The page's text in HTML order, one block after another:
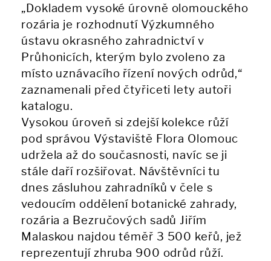
„Dokladem vysoké úrovně olomouckého
rozária je rozhodnutí Výzkumného
ústavu okrasného zahradnictví v
Průhonicích, kterým bylo zvoleno za
místo uznávacího řízení nových odrůd,“
zaznamenali před čtyřiceti lety autoři
katalogu.
Vysokou úroveň si zdejší kolekce růží
pod správou Výstaviště Flora Olomouc
udržela až do současnosti, navíc se ji
stále daří rozšiřovat. Návštěvníci tu
dnes zásluhou zahradníků v čele s
vedoucím oddělení botanické zahrady,
rozária a Bezručových sadů Jiřím
Malaskou najdou téměř 3 500 keřů, jež
reprezentují zhruba 900 odrůd růží.